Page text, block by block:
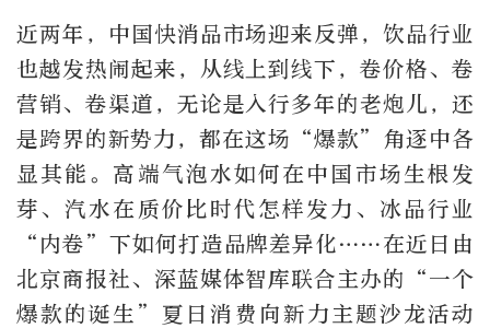
近两年，中国快消品市场迎来反弹，饮品行业
也越发热闹起来，从线上到线下，卷价格、卷
营销、卷渠道，无论是入行多年的老炮儿，还
是跨界的新势力，都在这场“爆款”角逐中各
显其能。高端气泡水如何在中国市场生根发
芽、汽水在质价比时代怎样发力、冰品行业
“内卷”下如何打造品牌差异化……在近日由
北京商报社、深蓝媒体智库联合主办的“一个
爆款的诞生”夏日消费向新力主题沙龙活动